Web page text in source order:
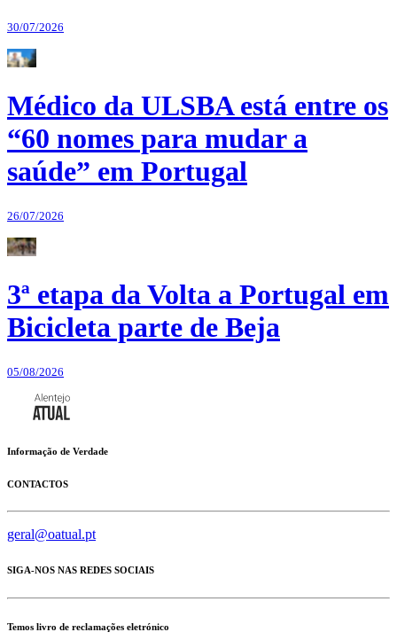
30/07/2026
Médico da ULSBA está entre os
“60 nomes para mudar a
saúde” em Portugal
26/07/2026
3ª etapa da Volta a Portugal em
Bicicleta parte de Beja
05/08/2026
Informação de Verdade
CONTACTOS
geral@oatual.pt
SIGA-NOS NAS REDES SOCIAIS
Temos livro de reclamações eletrónico